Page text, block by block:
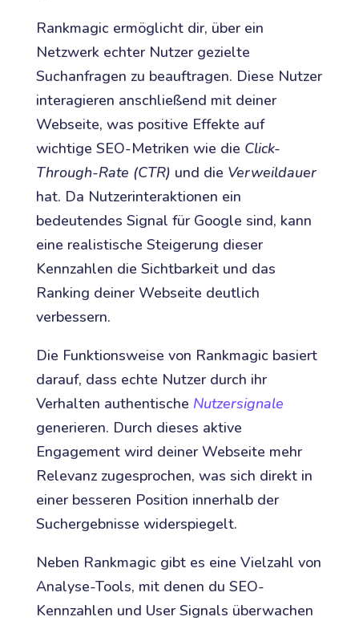
Rankmagic ermöglicht dir, über ein
Netzwerk echter Nutzer gezielte
Suchanfragen zu beauftragen. Diese Nutzer
interagieren anschließend mit deiner
Webseite, was positive Effekte auf
wichtige SEO-Metriken wie die Click-
Through-Rate (CTR) und die Verweildauer
hat. Da Nutzerinteraktionen ein
bedeutendes Signal für Google sind, kann
eine realistische Steigerung dieser
Kennzahlen die Sichtbarkeit und das
Ranking deiner Webseite deutlich
verbessern.
Die Funktionsweise von Rankmagic basiert
darauf, dass echte Nutzer durch ihr
Verhalten authentische Nutzersignale
generieren. Durch dieses aktive
Engagement wird deiner Webseite mehr
Relevanz zugesprochen, was sich direkt in
einer besseren Position innerhalb der
Suchergebnisse widerspiegelt.
Neben Rankmagic gibt es eine Vielzahl von
Analyse-Tools, mit denen du SEO-
Kennzahlen und User Signals überwachen